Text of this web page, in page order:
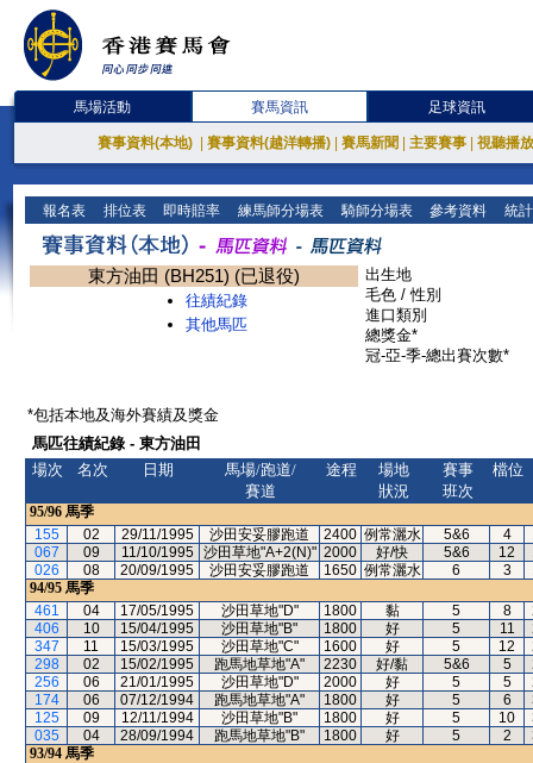
馬場活動 賽馬資訊 足球資訊
賽事資料(本地) 賽事資料(越洋轉播) 賽馬新聞 主要賽事 視聽播
報名表 排位表 即時賠率 練馬師分場表 騎師分場表 參考資料 統
東方油田 (BH251) (已退役)
往績紀錄
其他馬匹
出生地
毛色 / 性別
進口類別
總獎金*
冠-亞-季-總出賽次數*
*包括本地及海外賽績及獎金
馬匹往績紀錄 - 東方油田
場次
名次 日期
馬場/跑道/
賽道
途程
場地
狀況
賽事
班次
檔位
95/96 馬季
155
02 29/11/1995 沙田安妥膠跑道 2400 例常灑水 5&6 4
067
09 11/10/1995 沙田草地"A+2(N)" 2000 好/快 5&6 12
026
08 20/09/1995 沙田安妥膠跑道 1650 例常灑水 6 3
94/95 馬季
461
04 17/05/1995 沙田草地"D" 1800 黏 5 8
406
10 15/04/1995 沙田草地"B" 1800 好 5 11
347
11 15/03/1995 沙田草地"C" 1600 好 5 12
298
02 15/02/1995 跑馬地草地"A" 2230 好/黏 5&6 5
256
06 21/01/1995 沙田草地"D" 2000 好 5 5
174
06 07/12/1994 跑馬地草地"A" 1800 好 5 6
125
09 12/11/1994 沙田草地"B" 1800 好 5 10
035
04 28/09/1994 跑馬地草地"B" 1800 好 5 2
93/94 馬季